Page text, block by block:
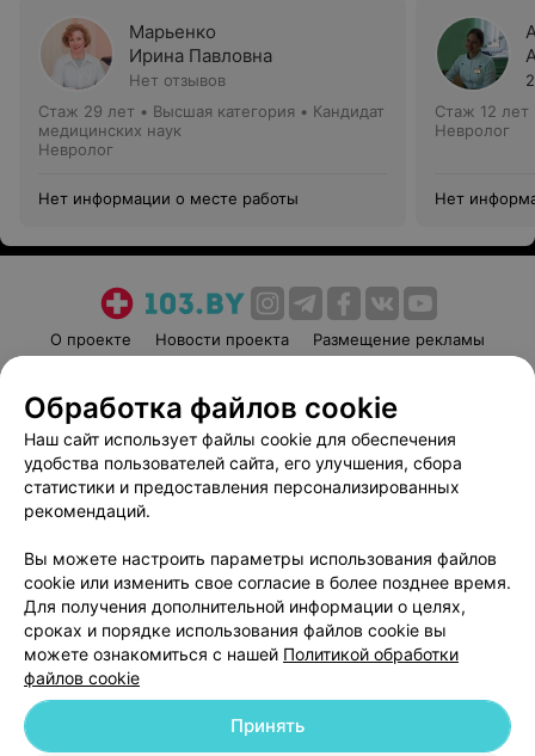
Марьенко
Ирина Павловна
Нет отзывов
Стаж 29 лет • Высшая категория • Кандидат
медицинских наук
Невролог
Нет информации о месте работы
Стаж 12 лет
Невролог
Нет
О проекте Новости проекта
Размещение рекламы
Пользовательское соглашение
Способы оплаты
Вакансии
Партнеры
Написать руководителю 103.by
Обработка персональных данных
© 2026 ООО «Артокс Лаб», УНП 191700409 | 220012, Республика Беларусь,
Обработка файлов cookie
Наш сайт использует файлы cookie для обеспечения
удобства пользователей сайта, его улучшения, сбора
статистики и предоставления персонализированных
рекомендаций.
Вы можете настроить параметры использования файлов
cookie или изменить свое согласие в более позднее время.
Для получения дополнительной информации о целях,
сроках и порядке использования файлов cookie вы
можете ознакомиться с нашей Политикой обработки
файлов cookie
Принять